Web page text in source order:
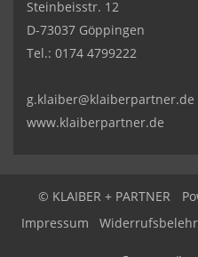
Steinbeisstr. 12
D-73037 Göppingen
Tel.: 0174 4799222
g.klaiber@klaiberpartner.de
www.klaiberpartner.de
© KLAIBER + PARTNER
Impressum